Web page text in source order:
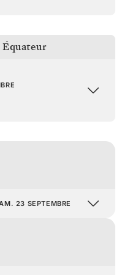
Équateur
23 SEPTEMBRE